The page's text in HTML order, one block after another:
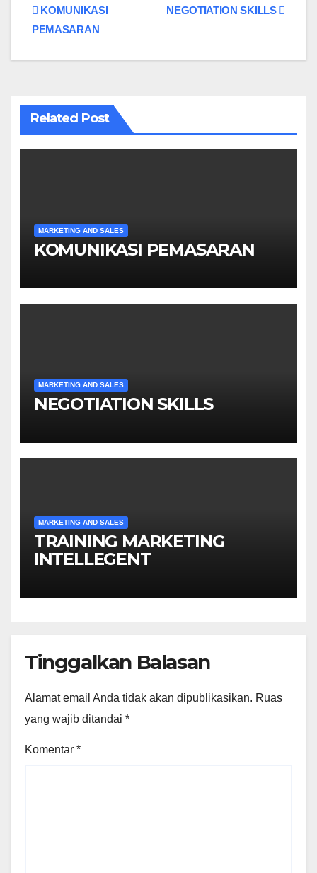
Navigasi
NEGOTIATION SKILLS
KOMUNIKASI
PEMASARAN
Related Post
MARKETING AND SALES
KOMUNIKASI PEMASARAN
MARKETING AND SALES
NEGOTIATION SKILLS
MARKETING AND SALES
TRAINING MARKETING
INTELLEGENT
Tinggalkan Balasan
Alamat email Anda tidak akan dipublikasikan. Ruas
yang wajib ditandai *
Komentar *